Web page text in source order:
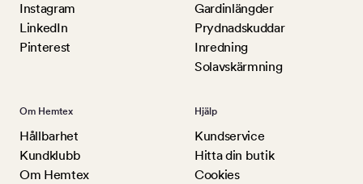
Instagram
LinkedIn
Pinterest
Gardinlängder
Prydnadskuddar
Inredning
Solavskärmning
Om Hemtex
Hållbarhet
Kundklubb
Om Hemtex
Hjälp
Kundservice
Hitta din butik
Cookies